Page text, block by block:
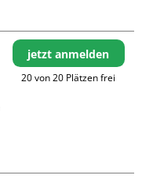
jetzt anmelden
20 von 20 Plätzen frei